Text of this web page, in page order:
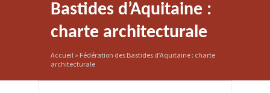
Bastides d’Aquitaine :
charte architecturale
Accueil » Fédération des Bastides d’Aquitaine : charte
architecturale